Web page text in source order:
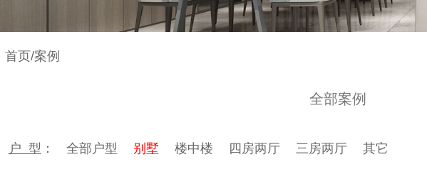
首页/案例
全部案例
户 型 ： 全部户型 别墅 楼中楼 四房两厅 三房两厅 其它